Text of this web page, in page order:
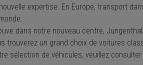
expertise. En Europe, transport
dans notre nouveau centre,
trouverez un grand choix de voitures
sélection de véhicules, veuillez